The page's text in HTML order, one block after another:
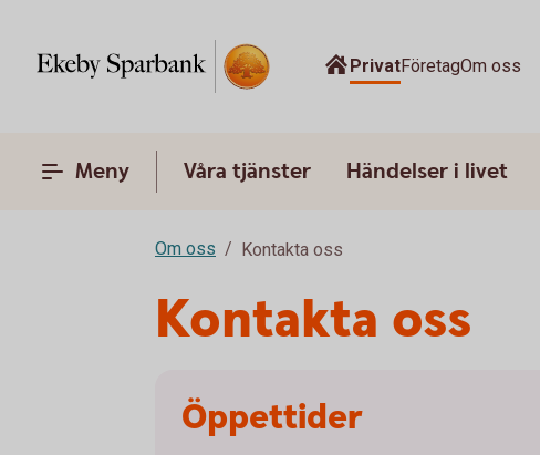
PrivatFöretagOm oss
Meny Våra tjänster Händelser i livet
Om oss Kontakta oss
Kontakta oss
Öppettider